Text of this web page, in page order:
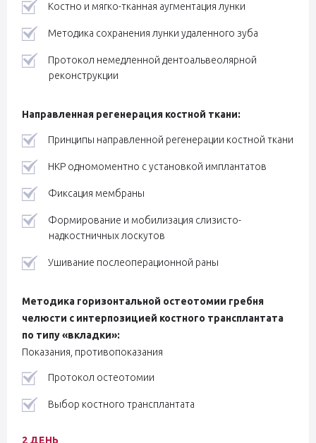
Костно и мягко-тканная аугментация лунки
Методика сохранения лунки удаленного зуба
Протокол немедленной дентоальвеолярной
реконструкции
Направленная регенерация костной ткани:
Принципы направленной регенерации костной ткани
НКР одномоментно с установкой имплантатов
Фиксация мембраны
Формирование и мобилизация слизисто-
надкостничных лоскутов
Ушивание послеоперационной раны
Методика горизонтальной остеотомии гребня
челюсти с интерпозицией костного трансплантата
по типу «вкладки»:
Показания, противопоказания
Протокол остеотомии
Выбор костного трансплантата
2 ДЕНЬ